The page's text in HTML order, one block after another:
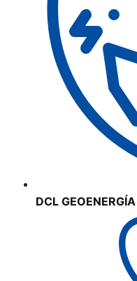
DCL GEOENERGÍA